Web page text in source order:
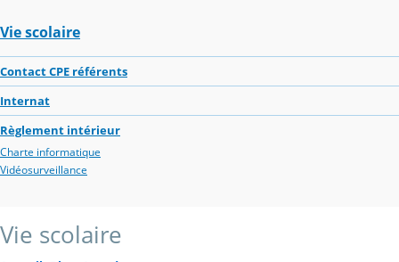
Vie scolaire
Contact CPE référents
Internat
Règlement intérieur
Charte informatique
Vidéosurveillance
Vie scolaire